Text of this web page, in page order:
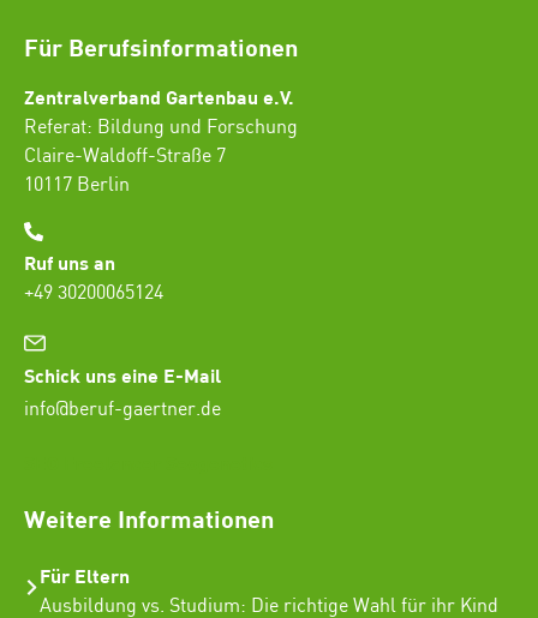
Für Berufsinformationen
Zentralverband Gartenbau e.V.
Referat: Bildung und Forschung
Claire-Waldoff-Straße 7
10117 Berlin
Ruf uns an
+49 30200065124
Schick uns eine E-Mail
info@beruf-gaertner.de
Weitere Informationen
Für Eltern
Ausbildung vs. Studium: Die richtige Wahl für ihr Kind